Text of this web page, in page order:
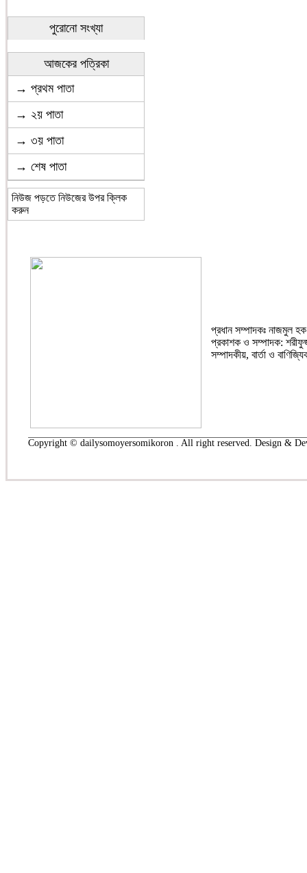
পুরোনো সংখ্যা
আজকের পত্রিকা
→ প্রথম পাতা
→ ২য় পাতা
→ ৩য় পাতা
→ শেষ পাতা
নিউজ পড়তে নিউজের উপর ক্লিক
করুন
প্রধান সম্পাদকঃ নাজমুল
প্রকাশক ও সম্পাদক:
সম্পাদকীয়, বার্তা ও
Copyright © dailysomoyersomikoron . All right reserved. Design &